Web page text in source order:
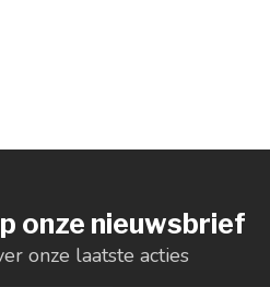
onze nieuwsbrief
onze laatste acties